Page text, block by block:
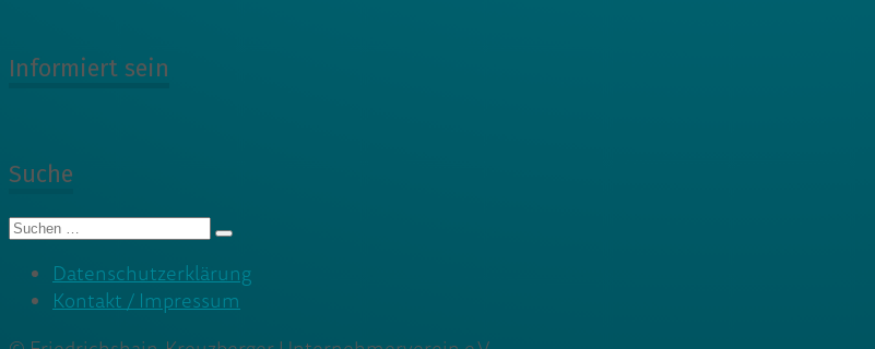
Informiert sein
Suche
Suche
Datenschutzerklärung
Kontakt / Impressum